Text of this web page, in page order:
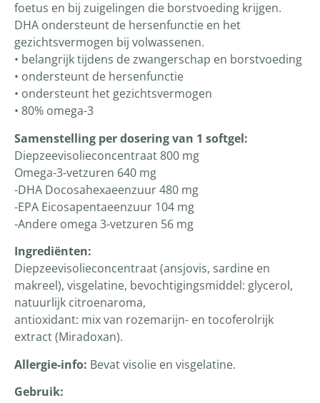
foetus en bij zuigelingen die borstvoeding krijgen.
DHA ondersteunt de hersenfunctie en het
gezichtsvermogen bij volwassenen.
• belangrijk tijdens de zwangerschap en borstvoeding
• ondersteunt de hersenfunctie
• ondersteunt het gezichtsvermogen
• 80% omega-3
Samenstelling per dosering van 1 softgel:
Diepzeevisolieconcentraat 800 mg
Omega-3-vetzuren 640 mg
-DHA Docosahexaeenzuur 480 mg
-EPA Eicosapentaeenzuur 104 mg
-Andere omega 3-vetzuren 56 mg
Ingrediënten:
Diepzeevisolieconcentraat (ansjovis, sardine en
makreel), visgelatine, bevochtigingsmiddel: glycerol,
natuurlijk citroenaroma,
antioxidant: mix van rozemarijn- en tocoferolrijk
extract (Miradoxan).
Allergie-info: Bevat visolie en visgelatine.
Gebruik: